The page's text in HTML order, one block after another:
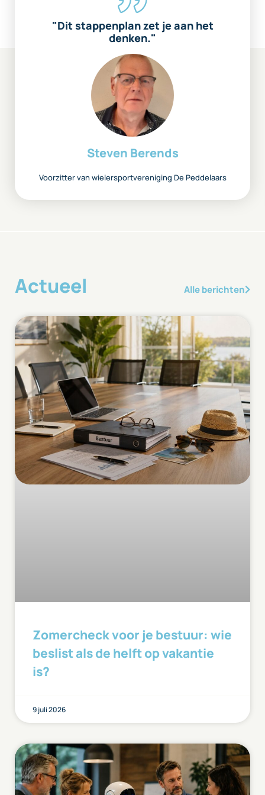
"Dit stappenplan zet je aan het
denken."
Steven Berends
Voorzitter van wielersport­vereniging De Peddelaars
Actueel Alle berichten
Zomercheck voor je bestuur: wie
beslist als de helft op vakantie
is?
9 juli 2026